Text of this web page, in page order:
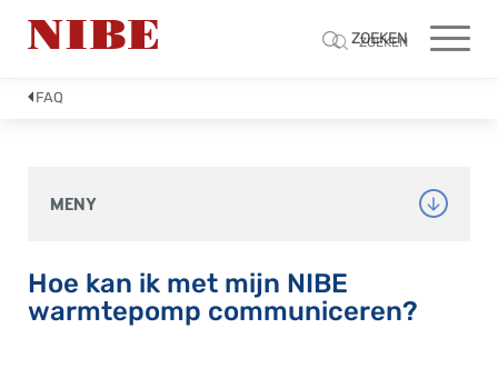
ZOEKEN
ZOEKEN
FAQ
MENY
Hoe kan ik met mijn NIBE
warmtepomp communiceren?